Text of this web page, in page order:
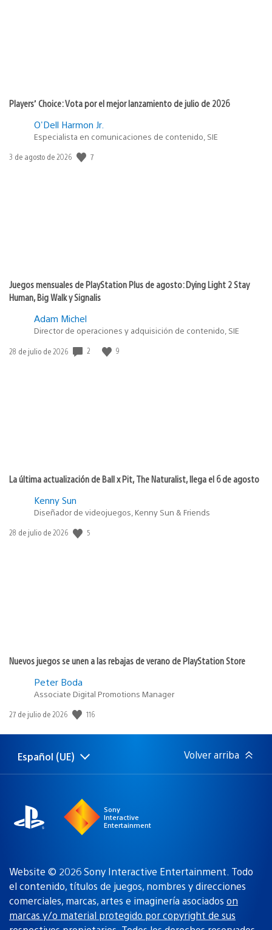
Players’ Choice: Vota por el mejor lanzamiento de julio de 2026
O'Dell Harmon Jr.
Especialista en comunicaciones de contenido, SIE
Fecha
3 de agosto de 2026 7
Juegos mensuales de PlayStation Plus de agosto: Dying Light 2 Stay
Human, Big Walk y Signalis
Adam Michel
Director de operaciones y adquisición de contenido, SIE
Fecha
28 de julio de 2026 2 9
La última actualización de Ball x Pit, The Naturalist, llega el 6 de agosto
Kenny Sun
Diseñador de videojuegos, Kenny Sun & Friends
Fecha
28 de julio de 2026 5
Nuevos juegos se unen a las rebajas de verano de PlayStation Store
Peter Boda
Associate Digital Promotions Manager
Fecha
publicación:
27 de julio de 2026 116
Selecciona
una
Región
actual:
Español (UE) Volver arriba
Sony
Interactive
Entertainment
Website © 2026 Sony Interactive Entertainment. Todo
el contenido, títulos de juegos, nombres y direcciones
comerciales, marcas, artes e imaginería asociados on
marcas y/o material protegido por copyright de sus